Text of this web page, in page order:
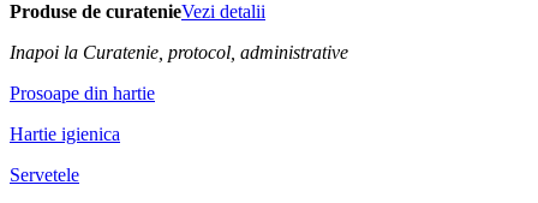
Produse de curatenieVezi detalii
Inapoi la Curatenie, protocol, administrative
Prosoape din hartie
Hartie igienica
Servetele